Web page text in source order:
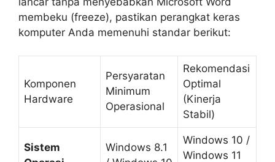
membeku (freeze), pastikan perangkat keras
komputer Anda memenuhi standar berikut:
Komponen
Hardware
Persyaratan
Minimum
Operasional
Rekomendasi
Optimal
(Kinerja
Stabil)
Sistem
Windows 8.1
Windows 10 /
Windows 11